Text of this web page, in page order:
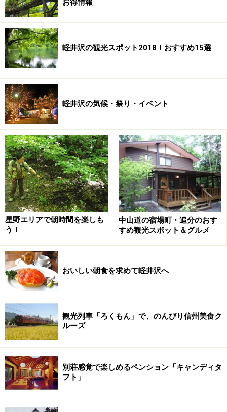
07:30：朝食
10:00：出発：
10:05：上野原林道・紅葉の名所「天池」
10:15：上野原林道の紅葉散策：晴れている展望台で
鳥甲山が見える
10:25：小赤沢：大瀬の滝：
10:40：小赤沢・総合センタートンボ（見学せず）
11:15：小赤沢集落散策：棚田・保存民家（見学）
12:00：秋山木工：三階のお食事処で「早そば」（頂
く）
というプランを頂いた。
天気予報では、翌日快晴といっていたのに朝は小雨。 出
発した頃は、雨は上がったが、曇空。ここは苗場山の山
麓 標高740メートル。山の天気だから、変わりやすいと
宿のマネージャーが言っていた。
紅葉ドライブに使った道は、上野原林道。苗場山(標高：
2145m)への登山道としても使われているところだ。
紅葉の名所「
える筈の展望（台）は生憎雲の中で見えなかったが、
時々陽がさす中、色付き始めた紅葉が楽しめた。
途中二つの滝があった。
大瀬の滝も見たが、右掲の写真は先に見た別の滝。 旅人
は年配の女性が多かったが、滝のある坂道を駆け下りて
いった。 右手の黄色に色付き始めたカエデが良かった。
軽井沢の観光スポット2018！おすすめ15選
軽井沢の気候・祭り・イベント
星野エリアで朝時間を楽しも
う！
中山道の宿場町・追分のおす
すめ観光スポット＆グルメ
おいしい朝食を求めて軽井沢へ
観光列車「ろくもん」で、のんびり信州美食ク
ルーズ
別荘感覚で楽しめるペンション「キャンディタ
フト」